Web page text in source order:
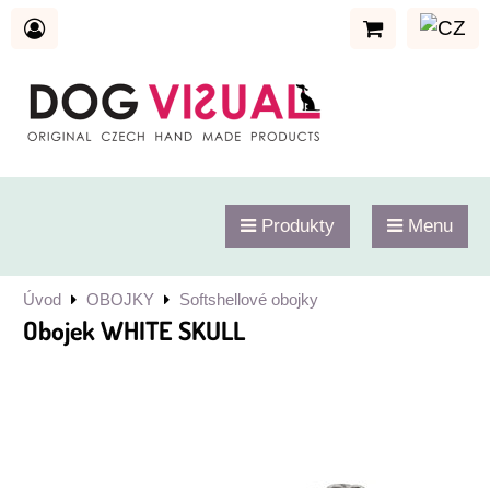
Produkty Menu
Úvod OBOJKY Softshellové obojky
Obojek WHITE SKULL